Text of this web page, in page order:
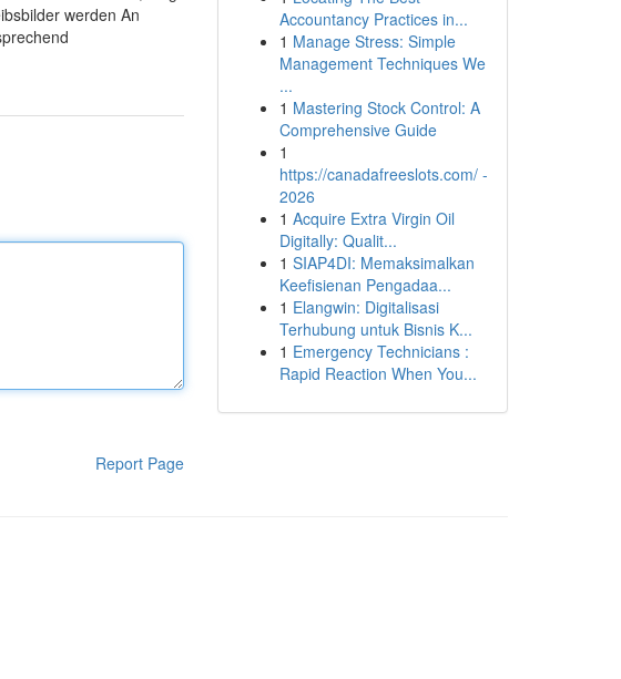
werden An
Report Page
Accountancy Practices in...
1 Manage Stress: Simple
Management Techniques We
...
1 Mastering Stock Control: A
Comprehensive Guide
1
https://canadafreeslots.com/ -
2026
1 Acquire Extra Virgin Oil
Digitally: Qualit...
1 SIAP4DI: Memaksimalkan
Keefisienan Pengadaa...
1 Elangwin: Digitalisasi
Terhubung untuk Bisnis K...
1 Emergency Technicians :
Rapid Reaction When You...